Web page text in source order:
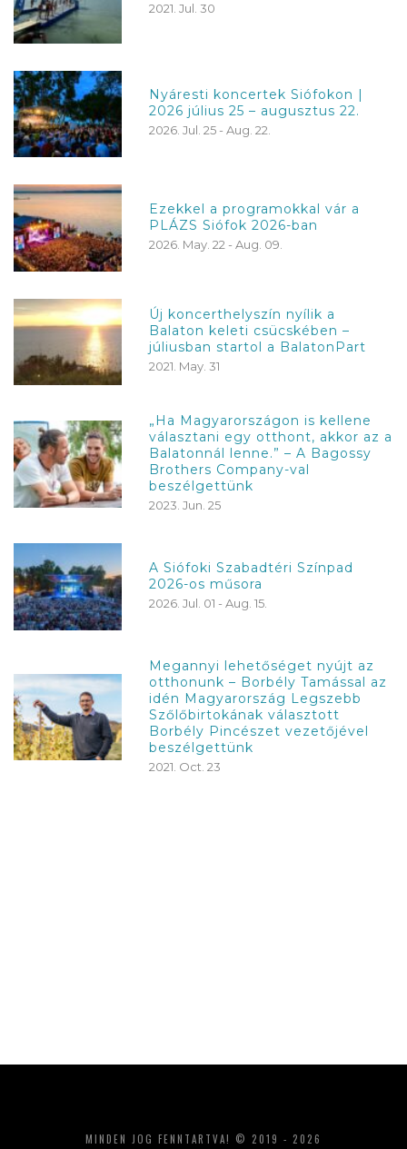
2021. Jul. 30
Nyáresti koncertek Siófokon |
2026 július 25 – augusztus 22.
2026. Jul. 25 - Aug. 22.
Ezekkel a programokkal vár a
PLÁZS Siófok 2026-ban
2026. May. 22 - Aug. 09.
Új koncerthelyszín nyílik a
Balaton keleti csücskében –
júliusban startol a BalatonPart
2021. May. 31
„Ha Magyarországon is kellene
választani egy otthont, akkor az a
Balatonnál lenne.” – A Bagossy
Brothers Company-val
beszélgettünk
2023. Jun. 25
A Siófoki Szabadtéri Színpad
2026-os műsora
2026. Jul. 01 - Aug. 15.
Megannyi lehetőséget nyújt az
otthonunk – Borbély Tamással az
idén Magyarország Legszebb
Szőlőbirtokának választott
Borbély Pincészet vezetőjével
beszélgettünk
2021. Oct. 23
MINDEN JOG FENNTARTVA! © 2019 - 2026